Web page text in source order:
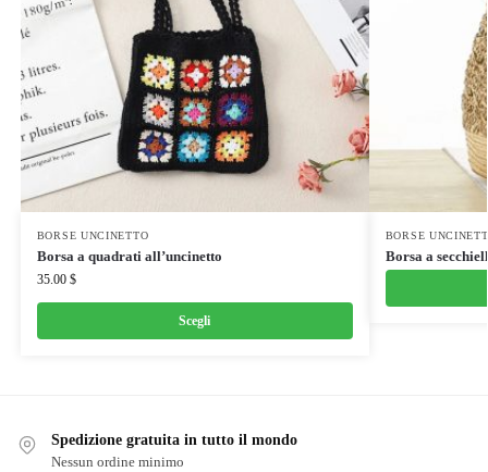
BORSE UNCINETTO
Borsa a quadrati all’uncinetto
35.00 $
Scegli
BORSE
Borsa a
Spedizione gratuita in tutto il mondo
Nessun ordine minimo